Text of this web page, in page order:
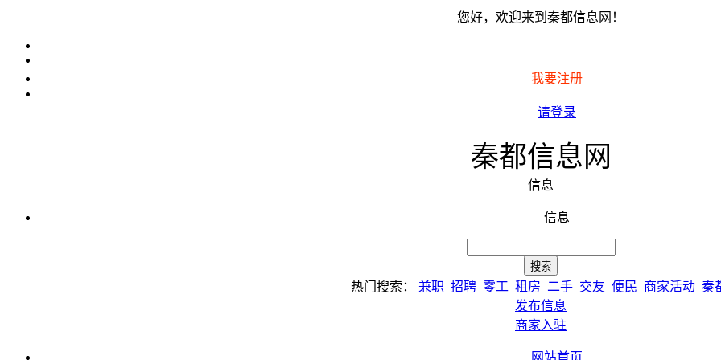
您好，欢迎来到秦都信息网！
我要注册
请登录
秦都信息网
信息
信息
热门搜索： 兼职 招聘 零工 租房 二手 交友 便民 商家活动 秦
发布信息
商家入驻
网站首页